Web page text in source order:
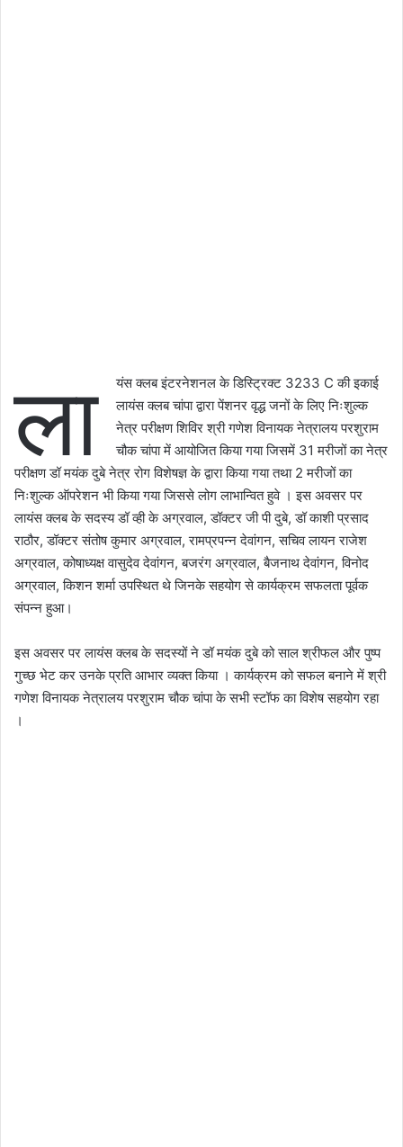
ला
यंस क्लब इंटरनेशनल के डिस्ट्रिक्ट 3233 C की इकाई
लायंस क्लब चांपा द्वारा पेंशनर वृद्ध जनों के लिए निःशुल्क
नेत्र परीक्षण शिविर श्री गणेश विनायक नेत्रालय परशुराम
चौक चांपा में आयोजित किया गया जिसमें 31 मरीजों का नेत्र
परीक्षण डॉ मयंक दुबे नेत्र रोग विशेषज्ञ के द्वारा किया गया तथा 2 मरीजों का
निःशुल्क ऑपरेशन भी किया गया जिससे लोग लाभान्वित हुवे । इस अवसर पर
लायंस क्लब के सदस्य डॉ व्ही के अग्रवाल, डॉक्टर जी पी दुबे, डॉ काशी प्रसाद
राठौर, डॉक्टर संतोष कुमार अग्रवाल, रामप्रपन्न देवांगन, सचिव लायन राजेश
अग्रवाल, कोषाध्यक्ष वासुदेव देवांगन, बजरंग अग्रवाल, बैजनाथ देवांगन, विनोद
अग्रवाल, किशन शर्मा उपस्थित थे जिनके सहयोग से कार्यक्रम सफलता पूर्वक
संपन्न हुआ।
इस अवसर पर लायंस क्लब के सदस्यों ने डॉ मयंक दुबे को साल श्रीफल और पुष्प
गुच्छ भेट कर उनके प्रति आभार व्यक्त किया । कार्यक्रम को सफल बनाने में श्री
गणेश विनायक नेत्रालय परशुराम चौक चांपा के सभी स्टॉफ का विशेष सहयोग रहा
।